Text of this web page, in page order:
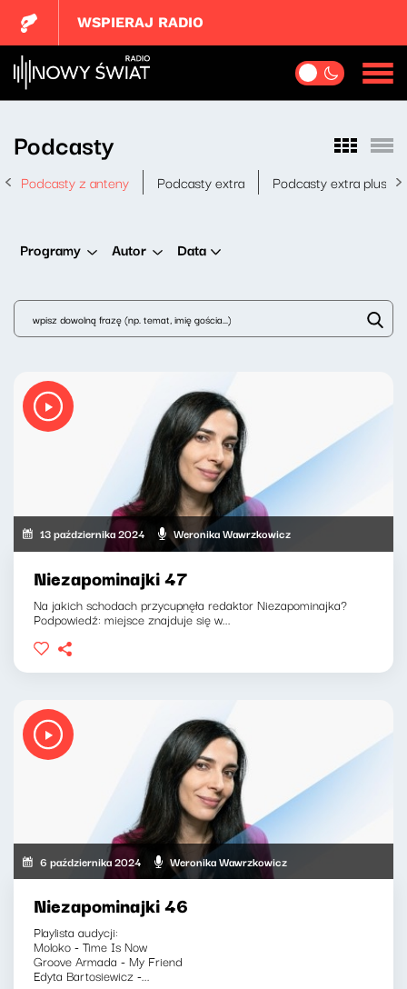
WSPIERAJ RADIO
Podcasty
Podcasty z anteny Podcasty extra Podcasty extra plus
Programy Autor Data
13 października 2024 Weronika Wawrzkowicz
Niezapominajki 47
Na jakich schodach przycupnęła redaktor Niezapominajka?
Podpowiedź: miejsce znajduje się w...
6 października 2024 Weronika Wawrzkowicz
Niezapominajki 46
Playlista audycji:
Moloko - Time Is Now
Groove Armada - My Friend
Edyta Bartosiewicz -...